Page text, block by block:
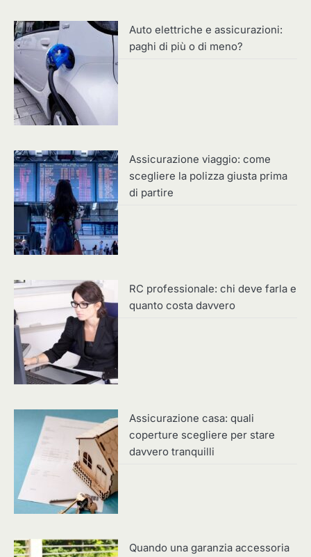
Auto elettriche e assicurazioni:
paghi di più o di meno?
Assicurazione viaggio: come
scegliere la polizza giusta prima
di partire
RC professionale: chi deve farla e
quanto costa davvero
Assicurazione casa: quali
coperture scegliere per stare
davvero tranquilli
Quando una garanzia accessoria